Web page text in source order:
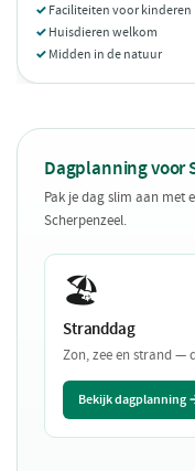
Faciliteiten voor kinderen
Huisdieren welkom
Midden in de natuur
Dagplanning voor
Pak je dag slim aan met
Scherpenzeel.
🏖️
Stranddag
Zon, zee en strand —
Bekijk dagplanning